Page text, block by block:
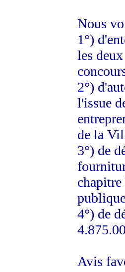
Nous
1°)
les
2°)
l'issue
de la
3°) de
4°) de
Avis